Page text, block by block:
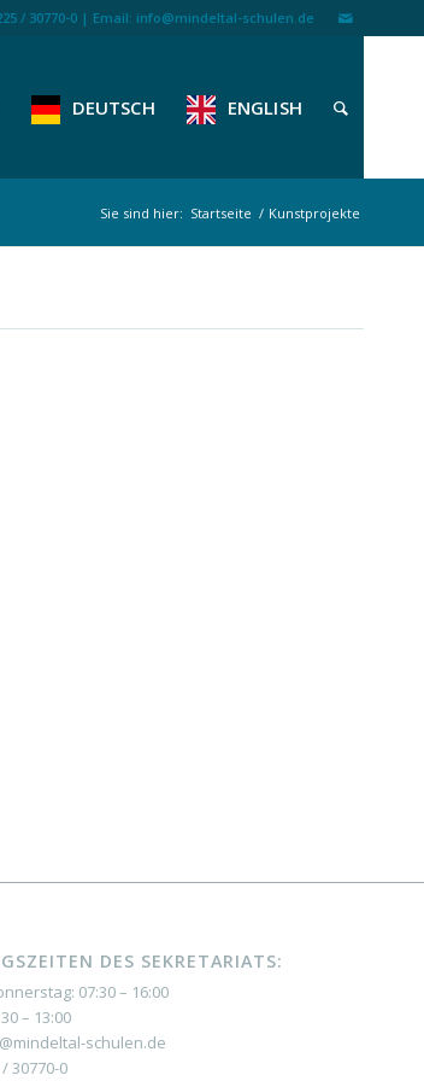
/ 30770-0 | Email: info@mindeltal-schulen.de
DEUTSCH ENGLISH
Sie sind hier: Startseite / Kunstprojekte
DES SEKRETARIATS:
07:30 – 16:00
– 13:00
schulen.de
30770-0